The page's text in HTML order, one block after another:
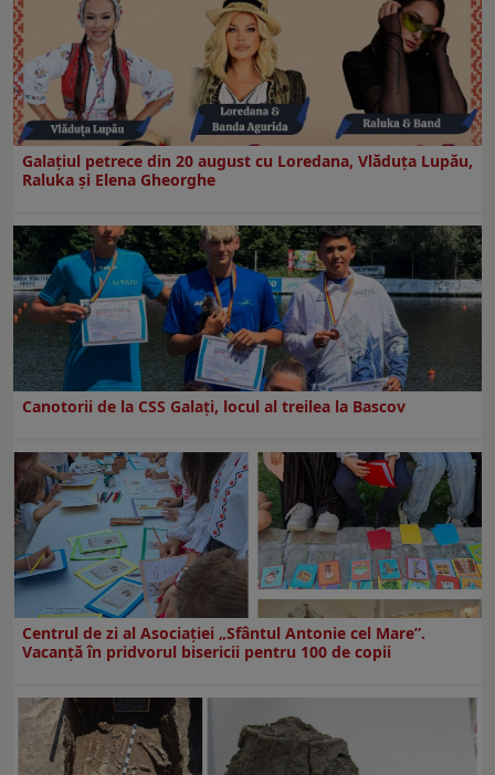
Galaţiul petrece din 20 august cu Loredana, Vlăduța Lupău,
Raluka și Elena Gheorghe
Canotorii de la CSS Galați, locul al treilea la Bascov
Centrul de zi al Asociației „Sfântul Antonie cel Mare”.
Vacanță în pridvorul bisericii pentru 100 de copii